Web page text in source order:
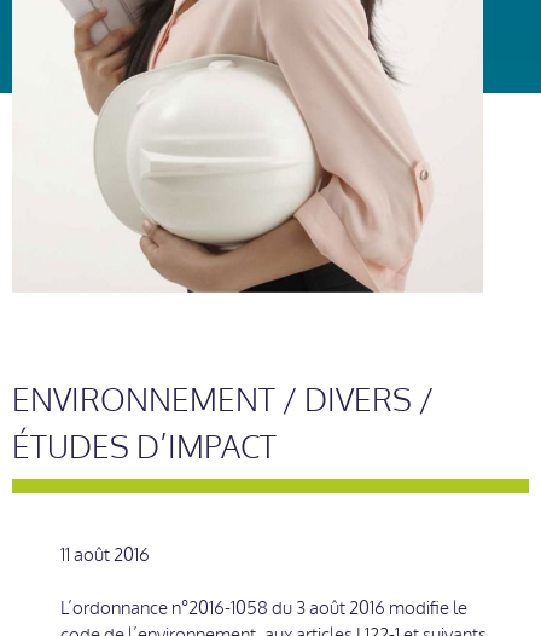
ENVIRONNEMENT / DIVERS /
ÉTUDES D’IMPACT
11 août 2016
L’ordonnance n°2016-1058 du 3 août 2016 modifie le